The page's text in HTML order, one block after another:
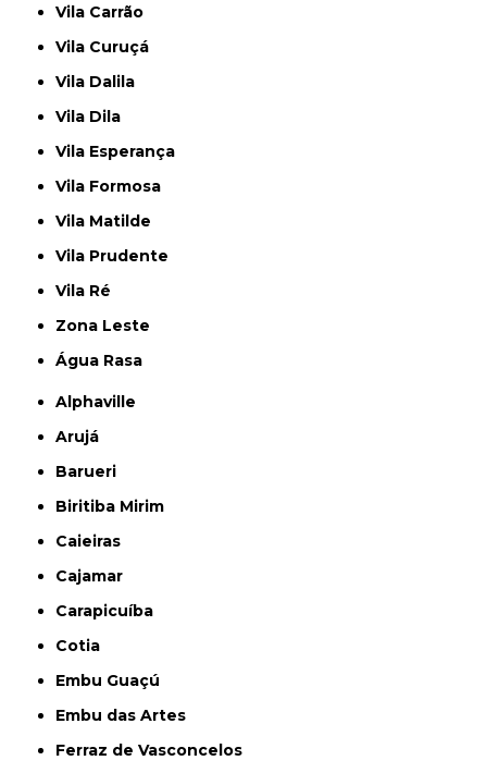
Vila Carrão
Vila Curuçá
Vila Dalila
Vila Dila
Vila Esperança
Vila Formosa
Vila Matilde
Vila Prudente
Vila Ré
Zona Leste
Água Rasa
Alphaville
Arujá
Barueri
Biritiba Mirim
Caieiras
Cajamar
Carapicuíba
Cotia
Embu Guaçú
Embu das Artes
Ferraz de Vasconcelos